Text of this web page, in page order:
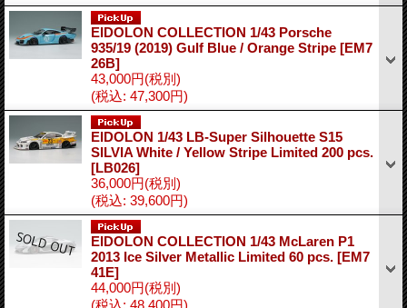
EIDOLON COLLECTION 1/43 Porsche
935/19 (2019) Gulf Blue / Orange Stripe [EM7
26B]
43,000円(税別)
(税込: 47,300円)
EIDOLON 1/43 LB-Super Silhouette S15
SILVIA White / Yellow Stripe Limited 200 pcs.
[LB026]
36,000円(税別)
(税込: 39,600円)
EIDOLON COLLECTION 1/43 McLaren P1
2013 Ice Silver Metallic Limited 60 pcs. [EM7
41E]
44,000円(税別)
(税込: 48,400円)